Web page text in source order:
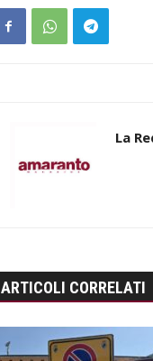
La
ARTICOLI CORRELATI